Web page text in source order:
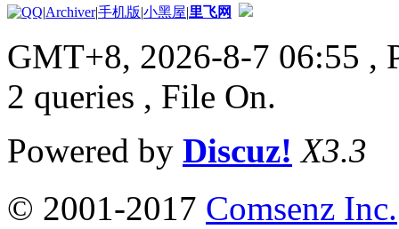
|Archiver|手机版|小黑屋|里飞网
GMT+8, 2026-8-7 06:55 ,
2 queries , File On.
Powered by Discuz! X3.3
© 2001-2017 Comsenz Inc.